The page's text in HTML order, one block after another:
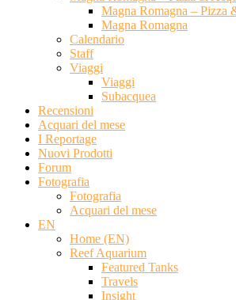
Magna Romagna – Pizza
Magna Romagna
Calendario
Staff
Viaggi
Viaggi
Subacquea
Recensioni
Acquari del mese
I Reportage
Nuovi Prodotti
Forum
Fotografia
Fotografia
Acquari del mese
EN
Home (EN)
Reef Aquarium
Featured Tanks
Travels
Insight